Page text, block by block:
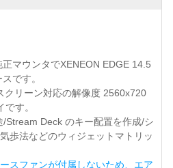
マウンタでXENEON EDGE 14.5
です。
クリーン対応の解像度 2560x720
す。
Stream Deck のキー配置を作成/シ
歩法などのウィジェットマトリッ
スファンが付属しないため、エア